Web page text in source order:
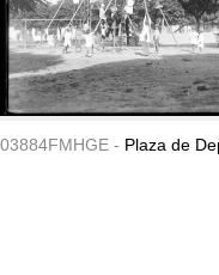
03884FMHGE - Plaza de